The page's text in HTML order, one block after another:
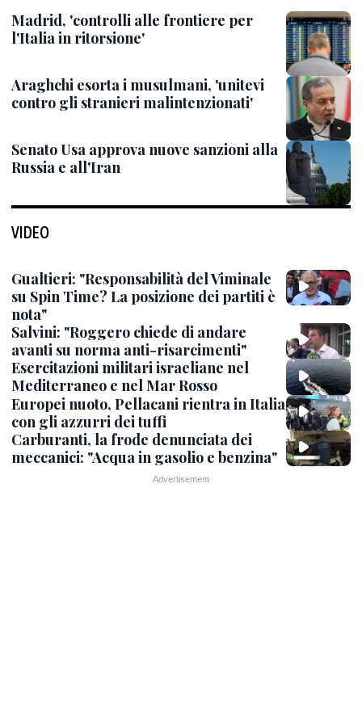
Madrid, 'controlli alle frontiere per
l'Italia in ritorsione'
Araghchi esorta i musulmani, 'unitevi
contro gli stranieri malintenzionati'
Senato Usa approva nuove sanzioni alla
Russia e all'Iran
VIDEO
Gualtieri: "Responsabilità del Viminale
su Spin Time? La posizione dei partiti è
nota"
Salvini: "Roggero chiede di andare
avanti su norma anti-risarcimenti"
Esercitazioni militari israeliane nel
Mediterraneo e nel Mar Rosso
Europei nuoto, Pellacani rientra in Italia
con gli azzurri dei tuffi
Carburanti, la frode denunciata dei
meccanici: "Acqua in gasolio e benzina"